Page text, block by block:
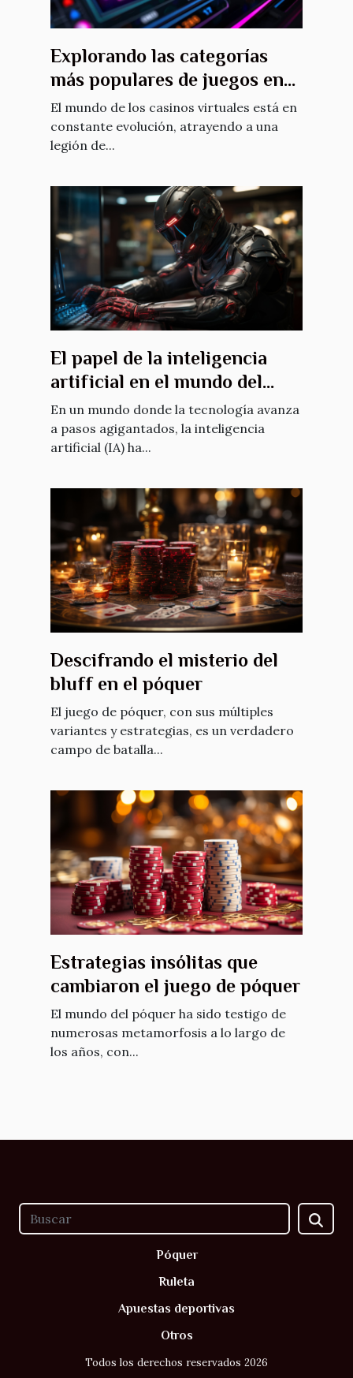
Explorando las categorías
más populares de juegos en
casinos virtuales
El mundo de los casinos virtuales está en
constante evolución, atrayendo a una
legión de...
El papel de la inteligencia
artificial en el mundo del
póquer
En un mundo donde la tecnología avanza
a pasos agigantados, la inteligencia
artificial (IA) ha...
Descifrando el misterio del
bluff en el póquer
El juego de póquer, con sus múltiples
variantes y estrategias, es un verdadero
campo de batalla...
Estrategias insólitas que
cambiaron el juego de póquer
El mundo del póquer ha sido testigo de
numerosas metamorfosis a lo largo de
los años, con...
Póquer
Ruleta
Apuestas deportivas
Otros
Todos los derechos reservados 2026